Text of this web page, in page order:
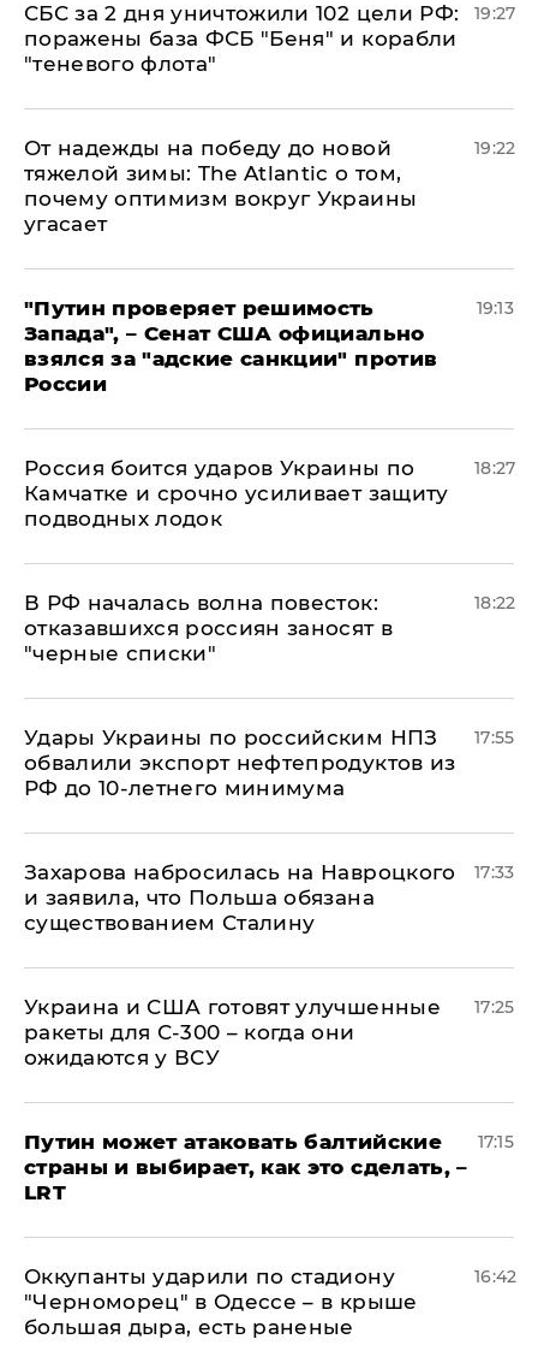
СБС за 2 дня уничтожили 102 цели РФ:
поражены база ФСБ "Беня" и корабли
"теневого флота"
19:27
От надежды на победу до новой
тяжелой зимы: The Atlantic о том,
почему оптимизм вокруг Украины
угасает
19:22
"Путин проверяет решимость
Запада", – Сенат США официально
взялся за "адские санкции" против
России
19:13
Россия боится ударов Украины по
Камчатке и срочно усиливает защиту
подводных лодок
18:27
​В РФ началась волна повесток:
отказавшихся россиян заносят в
"черные списки"
18:22
Удары Украины по российским НПЗ
обвалили экспорт нефтепродуктов из
РФ до 10-летнего минимума
17:55
​Захарова набросилась на Навроцкого
и заявила, что Польша обязана
существованием Сталину
17:33
Украина и США готовят улучшенные
ракеты для С-300 – когда они
ожидаются у ВСУ
17:25
Путин может атаковать балтийские
страны и выбирает, как это сделать, –
LRT
17:15
Оккупанты ударили по стадиону
"Черноморец" в Одессе – в крыше
большая дыра, есть раненые
16:42